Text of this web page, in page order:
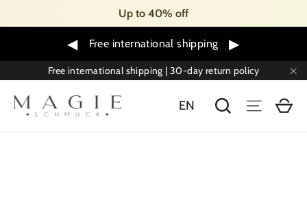
Up to 40% off
◀ Free international shipping ▶
Free international shipping | 30-day return policy
EN Search Menu